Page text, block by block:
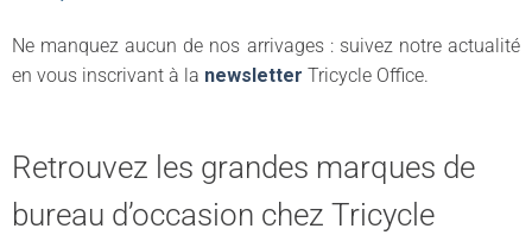
Ne manquez aucun de nos arrivages : suivez notre actualité
en vous inscrivant à la newsletter Tricycle Office.
Retrouvez les grandes marques de
bureau d’occasion chez Tricycle